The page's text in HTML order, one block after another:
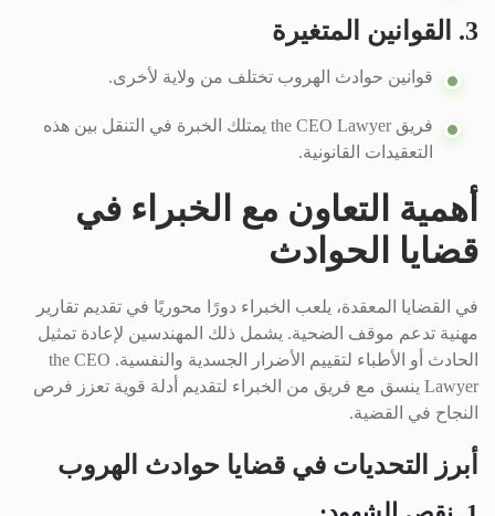
3. القوانين المتغيرة
قوانين حوادث الهروب تختلف من ولاية لأخرى.
فريق the CEO Lawyer يمتلك الخبرة في التنقل بين هذه
التعقيدات القانونية.
أهمية التعاون مع الخبراء في
قضايا الحوادث
في القضايا المعقدة، يلعب الخبراء دورًا محوريًا في تقديم تقارير
مهنية تدعم موقف الضحية. يشمل ذلك المهندسين لإعادة تمثيل
الحادث أو الأطباء لتقييم الأضرار الجسدية والنفسية. the CEO
Lawyer ينسق مع فريق من الخبراء لتقديم أدلة قوية تعزز فرص
النجاح في القضية.
أبرز التحديات في قضايا حوادث الهروب